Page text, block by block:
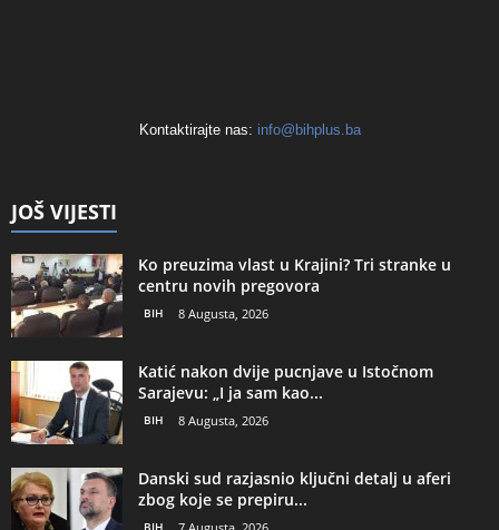
Kontaktirajte nas: info@bihplus.ba
JOŠ VIJESTI
Ko preuzima vlast u Krajini? Tri stranke u
centru novih pregovora
BIH 8 Augusta, 2026
Katić nakon dvije pucnjave u Istočnom
Sarajevu: „I ja sam kao...
BIH 8 Augusta, 2026
Danski sud razjasnio ključni detalj u aferi
zbog koje se prepiru...